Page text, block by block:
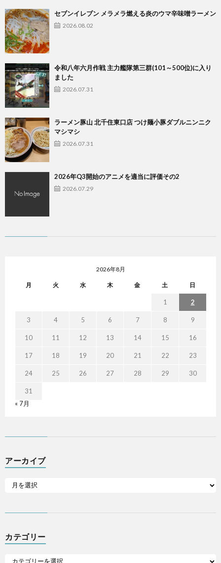
セブンイレブン メラメラ燃える炎のウマ辛味噌ラーメン
2026.08.02
令和八年六月作戦 主力艦隊第三群(101～500位)に入り
ました
2026.07.31
ラーメン豚山 北千住東口店 つけ麺小豚ダブルニンニク
マシマシ
2026.07.31
2026年Q3開始のアニメを適当に評価その2
2026.07.29
2026年8月
月 火 水 木 金 土 日
1 2
3 4 5 6 7 8 9
10 11 12 13 14 15 16
17 18 19 20 21 22 23
24 25 26 27 28 29 30
31
« 7月
アーカイブ
カテゴリー